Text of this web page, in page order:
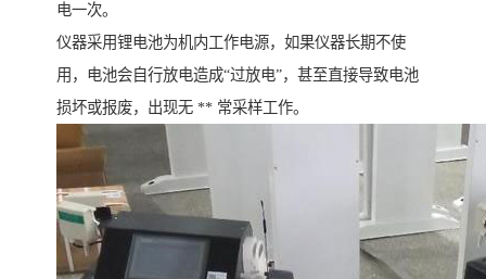
电一次。
仪器采用锂电池为机内工作电源，如果仪器长期不使
用，电池会自行放电造成“过放电”，甚至直接导致电池
损坏或报废，出现无 ** 常采样工作。